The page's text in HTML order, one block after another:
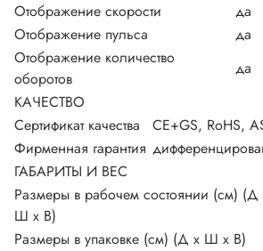
Отображение скорости
да
Отображение пульса
да
Отображение количество
оборотов
да
КАЧЕСТВО
Сертификат качества
CE+GS, RoHS,
Фирменная гарантия
ГАБАРИТЫ И ВЕС
Размеры в рабочем состоянии (см) (Д
Ш х В)
Размеры в упаковке (см) (Д х Ш х В)